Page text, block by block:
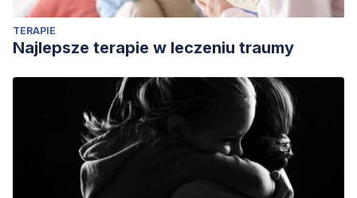
TERAPIE
Najlepsze terapie w leczeniu traumy